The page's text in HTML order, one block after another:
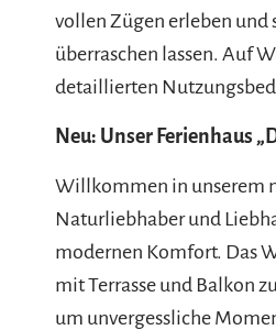
vollen Zügen erleben
überraschen lassen. Auf
detaillierten
Neu: Unser Ferienhaus
Willkommen in unserem
Naturliebhaber und
modernen Komfort. Das
mit Terrasse und Balkon
um unvergessliche